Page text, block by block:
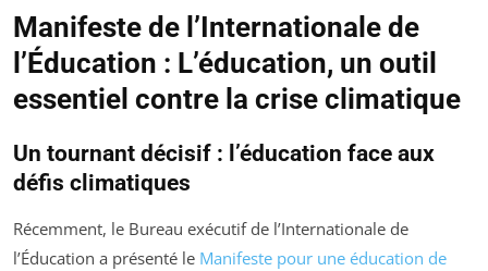
Manifeste de l’Internationale de
l’Éducation : L’éducation, un outil
essentiel contre la crise climatique
Un tournant décisif : l’éducation face aux
défis climatiques
Récemment, le Bureau exécutif de l’Internationale de
l’Éducation a présenté le Manifeste pour une éducation de